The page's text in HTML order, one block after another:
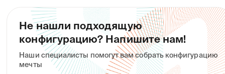
Не нашли подходящую
конфигурацию? Напишите нам!
Наши специалисты помогут вам собрать конфигурацию
мечты